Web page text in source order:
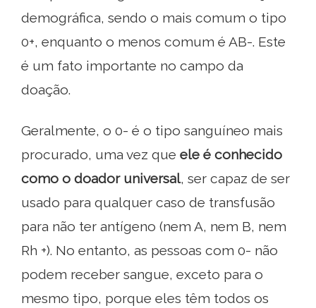
demográfica, sendo o mais comum o tipo
0+, enquanto o menos comum é AB-. Este
é um fato importante no campo da
doação.
Geralmente, o 0- é o tipo sanguíneo mais
procurado, uma vez que ele é conhecido
como o doador universal, ser capaz de ser
usado para qualquer caso de transfusão
para não ter antígeno (nem A, nem B, nem
Rh +). No entanto, as pessoas com 0- não
podem receber sangue, exceto para o
mesmo tipo, porque eles têm todos os